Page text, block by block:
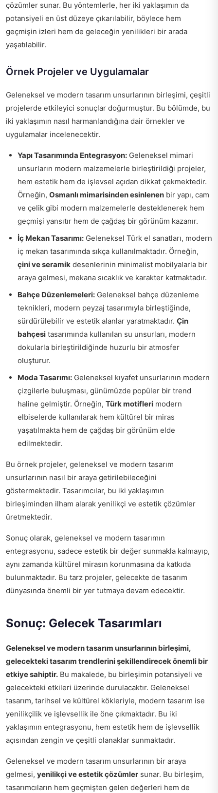
çözümler sunar. Bu yöntemlerle, her iki yaklaşımın da
potansiyeli en üst düzeye çıkarılabilir, böylece hem
geçmişin izleri hem de geleceğin yenilikleri bir arada
yaşatılabilir.
Örnek Projeler ve Uygulamalar
Geleneksel ve modern tasarım unsurlarının birleşimi, çeşitli
projelerde etkileyici sonuçlar doğurmuştur. Bu bölümde, bu
iki yaklaşımın nasıl harmanlandığına dair örnekler ve
uygulamalar incelenecektir.
Yapı Tasarımında Entegrasyon: Geleneksel mimari
unsurların modern malzemelerle birleştirildiği projeler,
hem estetik hem de işlevsel açıdan dikkat çekmektedir.
Örneğin, Osmanlı mimarisinden esinlenen bir yapı, cam
ve çelik gibi modern malzemelerle desteklenerek hem
geçmişi yansıtır hem de çağdaş bir görünüm kazanır.
İç Mekan Tasarımı: Geleneksel Türk el sanatları, modern
iç mekan tasarımında sıkça kullanılmaktadır. Örneğin,
çini ve seramik desenlerinin minimalist mobilyalarla bir
araya gelmesi, mekana sıcaklık ve karakter katmaktadır.
Bahçe Düzenlemeleri: Geleneksel bahçe düzenleme
teknikleri, modern peyzaj tasarımıyla birleştiğinde,
sürdürülebilir ve estetik alanlar yaratmaktadır. Çin
bahçesi tasarımında kullanılan su unsurları, modern
dokularla birleştirildiğinde huzurlu bir atmosfer
oluşturur.
Moda Tasarımı: Geleneksel kıyafet unsurlarının modern
çizgilerle buluşması, günümüzde popüler bir trend
haline gelmiştir. Örneğin, Türk motifleri modern
elbiselerde kullanılarak hem kültürel bir miras
yaşatılmakta hem de çağdaş bir görünüm elde
edilmektedir.
Bu örnek projeler, geleneksel ve modern tasarım
unsurlarının nasıl bir araya getirilebileceğini
göstermektedir. Tasarımcılar, bu iki yaklaşımın
birleşiminden ilham alarak yenilikçi ve estetik çözümler
üretmektedir.
Sonuç olarak, geleneksel ve modern tasarımın
entegrasyonu, sadece estetik bir değer sunmakla kalmayıp,
aynı zamanda kültürel mirasın korunmasına da katkıda
bulunmaktadır. Bu tarz projeler, gelecekte de tasarım
dünyasında önemli bir yer tutmaya devam edecektir.
Sonuç: Gelecek Tasarımları
Geleneksel ve modern tasarım unsurlarının birleşimi,
gelecekteki tasarım trendlerini şekillendirecek önemli bir
etkiye sahiptir. Bu makalede, bu birleşimin potansiyeli ve
gelecekteki etkileri üzerinde durulacaktır. Geleneksel
tasarım, tarihsel ve kültürel kökleriyle, modern tasarım ise
yenilikçilik ve işlevsellik ile öne çıkmaktadır. Bu iki
yaklaşımın entegrasyonu, hem estetik hem de işlevsellik
açısından zengin ve çeşitli olanaklar sunmaktadır.
Geleneksel ve modern tasarım unsurlarının bir araya
gelmesi, yenilikçi ve estetik çözümler sunar. Bu birleşim,
tasarımcıların hem geçmişten gelen değerleri hem de